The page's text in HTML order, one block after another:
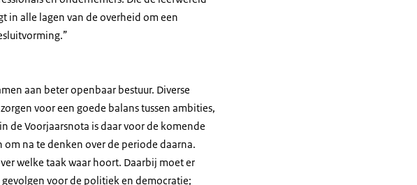
in alle lagen van de overheid om een
aan beter openbaar bestuur. Diverse
voor een goede balans tussen ambities,
de Voorjaarsnota is daar voor de komende
na te denken over de periode daarna.
welke taak waar hoort. Daarbij moet er
voor de politiek en democratie;